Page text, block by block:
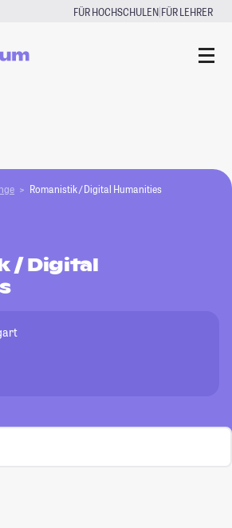
FÜR HOCHSCHULEN|FÜR LEHRER
Romanistik / Digital Humanities
/ Digital